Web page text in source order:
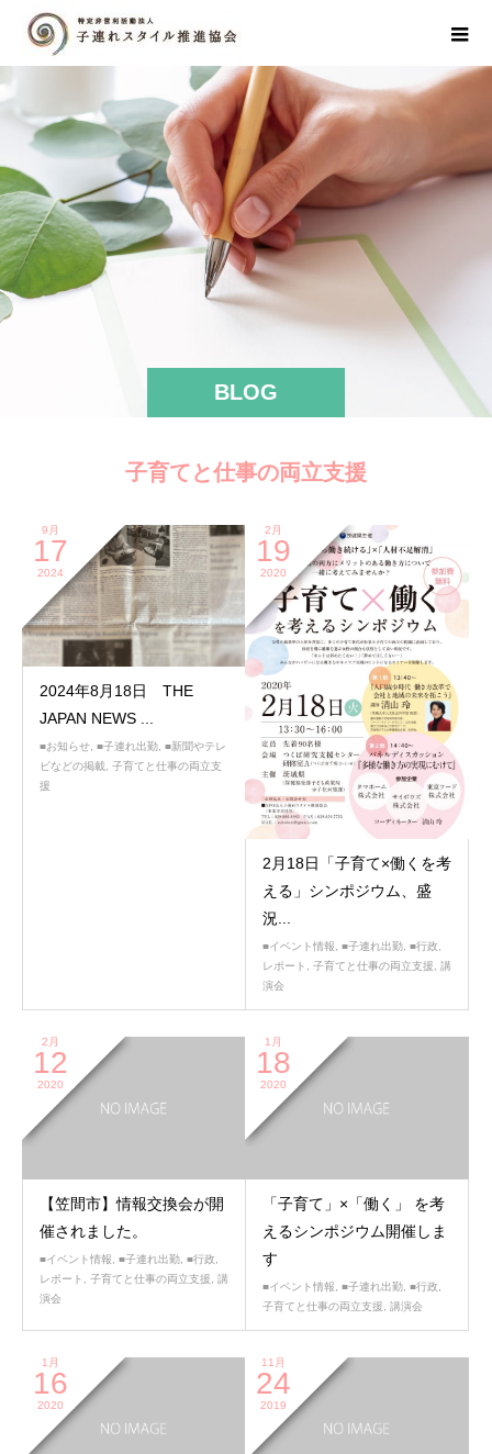
BLOG
子育てと仕事の両立支援
9月
17
2024
2024年8月18日 THE
JAPAN NEWS ...
■お知らせ, ■子連れ出勤, ■新聞やテレ
ビなどの掲載, 子育てと仕事の両立支
援
2月
19
2020
2月18日「子育て×働くを考
える」シンポジウム、盛
況...
■イベント情報, ■子連れ出勤, ■行政,
レポート , 子育てと仕事の両立支援, 講
演会
2月
12
2020
【笠間市】情報交換会が開
催されました。
■イベント情報 ■子連れ出勤 ■行政
レポート
子育てと仕事の両立支援
講
演会
1月
18
2020
「子育て」×「働く」 を考
えるシンポジウム開催しま
す
■イベント情報 ■子連れ出勤 ■行政
子育てと仕事の両立支援
講演会
1月
16
2020
11月
24
2019